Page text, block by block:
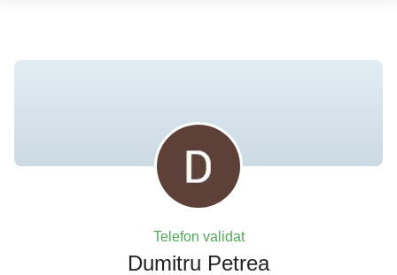
Telefon validat
Dumitru Petrea